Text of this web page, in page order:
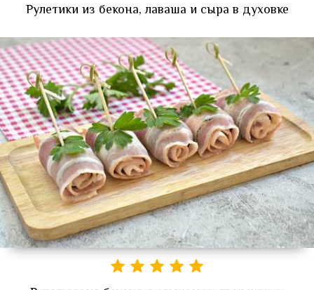
Рулетики из бекона, лаваша и сыра в духовке